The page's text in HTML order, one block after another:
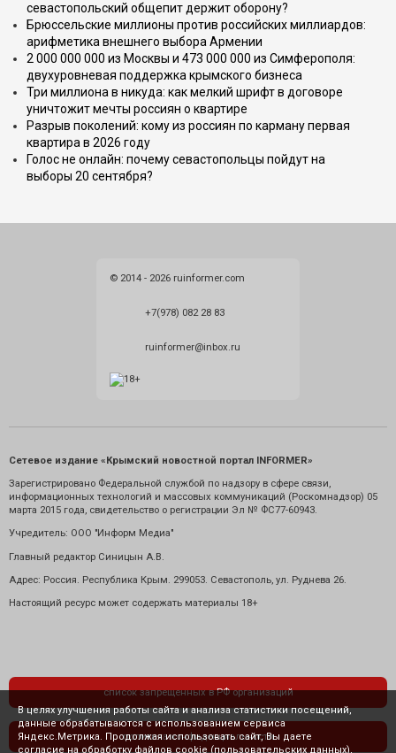
севастопольский общепит держит оборону?
Брюссельские миллионы против российских миллиардов:
арифметика внешнего выбора Армении
2 000 000 000 из Москвы и 473 000 000 из Симферополя:
двухуровневая поддержка крымского бизнеса
Три миллиона в никуда: как мелкий шрифт в договоре
уничтожит мечты россиян о квартире
Разрыв поколений: кому из россиян по карману первая
квартира в 2026 году
Голос не онлайн: почему севастопольцы пойдут на
выборы 20 сентября?
© 2014 - 2026 ruinformer.com
+7(978) 082 28 83
ruinformer@inbox.ru
Сетевое издание «Крымский новостной портал INFORMER»
Зарегистрировано Федеральной службой по надзору в сфере связи,
информационных технологий и массовых коммуникаций (Роскомнадзор) 05
марта 2015 года, свидетельство о регистрации Эл № ФС77-60943.
Учредитель: ООО "Информ Медиа"
Главный редактор Синицын А.В.
Адрес: Россия. Республика Крым. 299053. Севастополь, ул. Руднева 26.
Настоящий ресурс может содержать материалы 18+
список запрещенных в РФ организаций
политика конфиденциальности
В целях улучшения работы сайта и анализа статистики посещений,
данные обрабатываются с использованием сервиса
Яндекс.Метрика. Продолжая использовать сайт, Вы даете
согласие на обработку файлов cookie (пользовательских данных),